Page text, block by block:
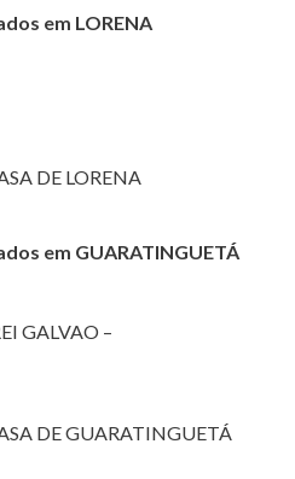
em LORENA
DE LORENA
em GUARATINGUETÁ
GALVAO –
DE GUARATINGUETÁ